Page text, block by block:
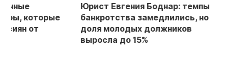
Юрист Евгения Боднар: темпы
банкротства замедлились, но
доля молодых должников
выросла до 15%
Юристы ФПА
лауреатами IV